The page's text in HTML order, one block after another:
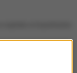
Inter